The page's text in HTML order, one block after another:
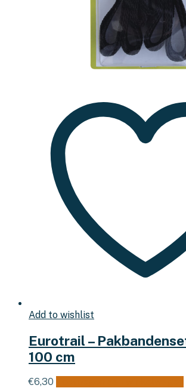
Add to wishlist
Eurotrail –
100 cm
€6,30